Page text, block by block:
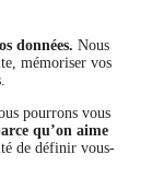
par une
Ratings et
Humanis
au monde
Gold - 81/100 en
Employer France
données. Nous
mémoriser vos
pourrons vous
qu’on aime
de définir vous-